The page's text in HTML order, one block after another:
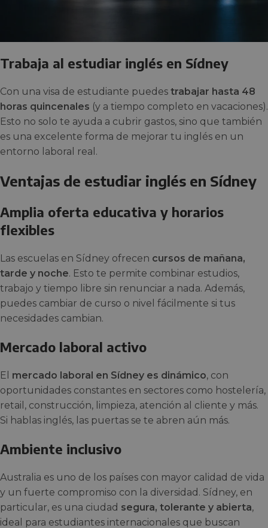
Trabaja al estudiar inglés en Sídney
Con una visa de estudiante puedes trabajar hasta 48
horas quincenales (y a tiempo completo en vacaciones).
Esto no solo te ayuda a cubrir gastos, sino que también
es una excelente forma de mejorar tu inglés en un
entorno laboral real.
Ventajas de estudiar inglés en Sídney
Amplia oferta educativa y horarios
flexibles
Las escuelas en Sídney ofrecen cursos de mañana,
tarde y noche. Esto te permite combinar estudios,
trabajo y tiempo libre sin renunciar a nada. Además,
puedes cambiar de curso o nivel fácilmente si tus
necesidades cambian.
Mercado laboral activo
El mercado laboral en Sídney es dinámico, con
oportunidades constantes en sectores como hostelería,
retail, construcción, limpieza, atención al cliente y más.
Si hablas inglés, las puertas se te abren aún más.
Ambiente inclusivo
Australia es uno de los países con mayor calidad de vida
y un fuerte compromiso con la diversidad. Sídney, en
particular, es una ciudad segura, tolerante y abierta,
ideal para estudiantes internacionales que buscan